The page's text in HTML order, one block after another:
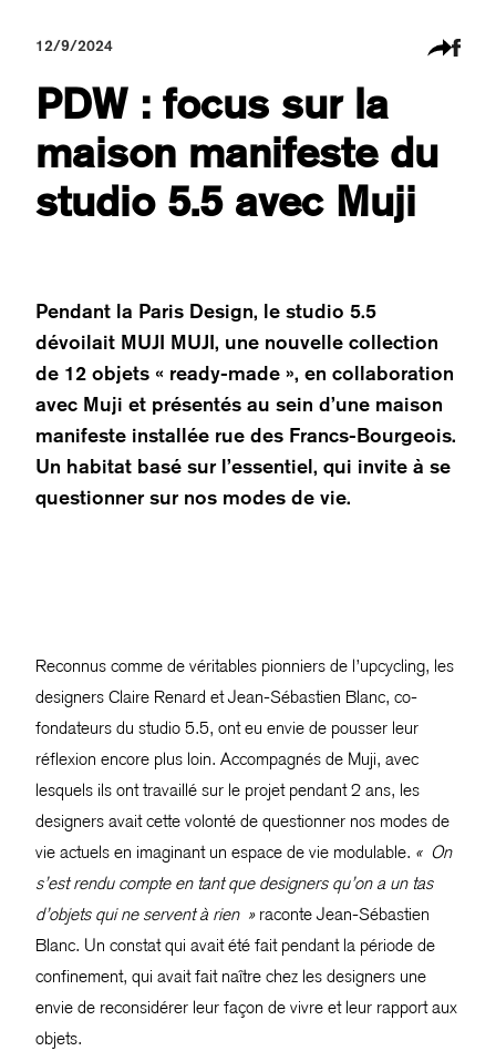
12/9/2024
PDW : focus sur la
maison manifeste du
studio 5.5 avec Muji
Pendant la Paris Design, le studio 5.5
dévoilait MUJI MUJI, une nouvelle collection
de 12 objets « ready-made », en collaboration
avec Muji et présentés au sein d’une maison
manifeste installée rue des Francs-Bourgeois.
Un habitat basé sur l’essentiel, qui invite à se
questionner sur nos modes de vie.
Reconnus comme de véritables pionniers de l’upcycling, les
designers Claire Renard et Jean-Sébastien Blanc, co-
fondateurs du studio 5.5, ont eu envie de pousser leur
réflexion encore plus loin. Accompagnés de Muji, avec
lesquels ils ont travaillé sur le projet pendant 2 ans, les
designers avait cette volonté de questionner nos modes de
vie actuels en imaginant un espace de vie modulable. « On
s’est rendu compte en tant que designers qu’on a un tas
d’objets qui ne servent à rien »raconte Jean-Sébastien
Blanc. Un constat qui avait été fait pendant la période de
confinement, qui avait fait naître chez les designers une
envie de reconsidérer leur façon de vivre et leur rapport aux
objets.